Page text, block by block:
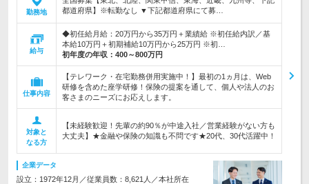
勤務地
都道府県】※転勤なし ▼下記都道府県にて募…
給与
◆初任給月給：20万円から35万円＋業績給 ※初任給内訳／基
本給10万円＋初期補給10万円から25万円 ※初…
初年度の年収： 400～800万円
仕事内容
【テレワーク・在宅勤務併用実施中！】最初の1ヵ月は、Web
研修を含めた座学研修！保険の提案を通して、個人や法人のお
客さまのニーズにお応えします。
対象と
なる方
【未経験歓迎！先輩の約90％が中途入社／営業経験がない方も
大丈夫】★金融や保険の知識も不問です★20代、30代活躍中！
企業データ
設立：1972年12月／従業員数：8,621人／本社所在